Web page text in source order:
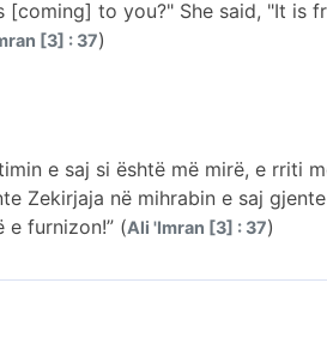
[coming] to you?" She said, "It is
[3] : 37)
e saj si është më mirë, e rriti
Zekirjaja në mihrabin e saj
e furnizon!” (Ali 'Imran [3] : 37)